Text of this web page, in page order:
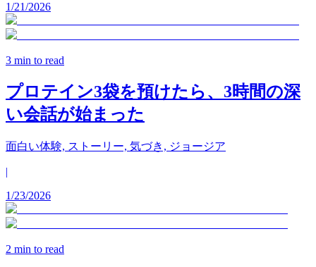
1/21/2026
3 min to read
プロテイン3袋を預けたら、3時間の深
い会話が始まった
面白い体験, ストーリー, 気づき, ジョージア
|
1/23/2026
2 min to read